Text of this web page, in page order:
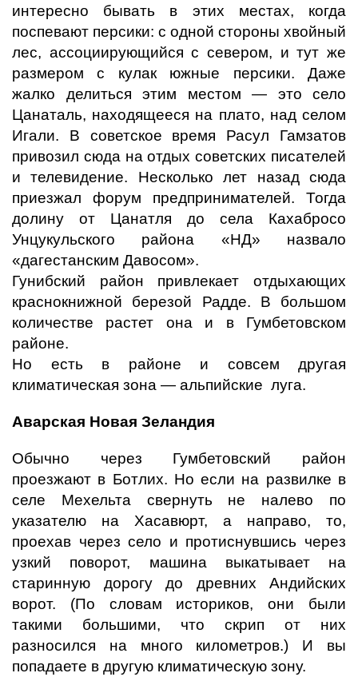
интересно бывать в этих местах, когда
поспевают персики: с одной стороны хвойный
лес, ассоциирующийся с севером, и тут же
размером с кулак южные персики. Даже
жалко делиться этим местом — это село
Цанаталь, находящееся на плато, над селом
Игали. В советское время Расул Гамзатов
привозил сюда на отдых советских писателей
и телевидение. Несколько лет назад сюда
приезжал форум предпринимателей. Тогда
долину от Цанатля до села Кахабросо
Унцукульского района «НД» назвало
«дагестанским Давосом».
Гунибский район привлекает отдыхающих
краснокнижной березой Радде. В большом
количестве растет она и в Гумбетовском
районе.
Но есть в районе и совсем другая
климатическая зона — альпийские луга.
Аварская Новая Зеландия
Обычно через Гумбетовский район
проезжают в Ботлих. Но если на развилке в
селе Мехельта свернуть не налево по
указателю на Хасавюрт, а направо, то,
проехав через село и протиснувшись через
узкий поворот, машина выкатывает на
старинную дорогу до древних Андийских
ворот. (По словам историков, они были
такими большими, что скрип от них
разносился на много километров.) И вы
попадаете в другую климатическую зону.